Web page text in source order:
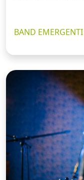
BAND EMERGENTI